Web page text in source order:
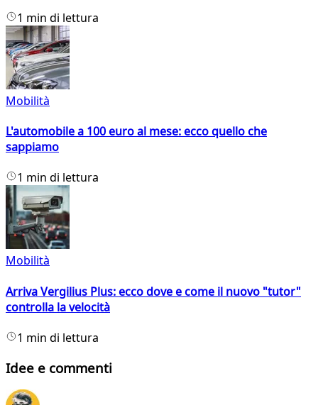
1 min di lettura
Mobilità
L'automobile a 100 euro al mese: ecco quello che
sappiamo
1 min di lettura
Mobilità
Arriva Vergilius Plus: ecco dove e come il nuovo "tutor"
controlla la velocità
1 min di lettura
Idee e commenti